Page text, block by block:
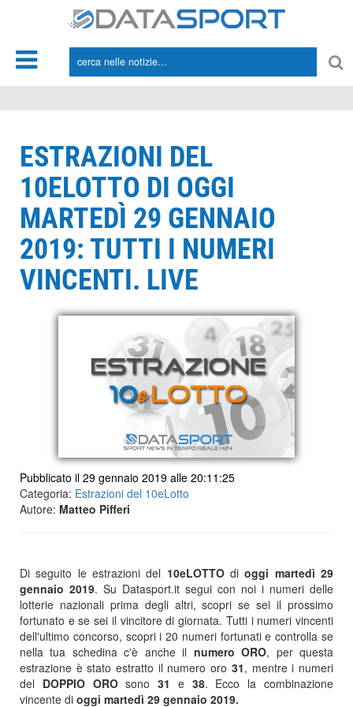
ESTRAZIONI DEL
10ELOTTO DI OGGI
MARTEDÌ 29 GENNAIO
2019: TUTTI I NUMERI
VINCENTI. LIVE
Pubblicato il 29 gennaio 2019 alle 20:11:25
Categoria: Estrazioni del 10eLotto
Autore: Matteo Pifferi
Di seguito le estrazioni del 10eLOTTOdioggi martedì 29
gennaio 2019. Su Datasport.it segui con noi i numeri delle
lotterie nazionali prima degli altri, scopri se sei il prossimo
fortunato e se sei il vincitore di giornata. Tutti i numeri vincenti
dell'ultimo concorso, scopri i 20 numeri fortunati e controlla se
nella tua schedina c'è anche il numero ORO, per questa
estrazione è stato estratto il numero oro 31, mentre i numeri
del DOPPIO OROsono31 e 38. Ecco la combinazione
vincente di oggi martedì 29 gennaio 2019.